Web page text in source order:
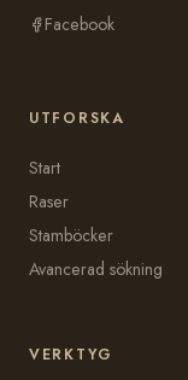
Facebook
UTFORSKA
Start
Raser
Stamböcker
Avancerad sökning
VERKTYG